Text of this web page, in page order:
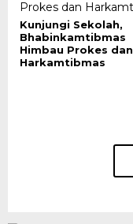
Kunjungi Sekolah,
Bhabinkamtibmas
Himbau Prokes dan
Harkamtibmas